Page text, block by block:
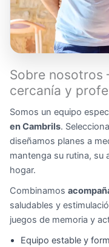
Sobre nosotros
cercanía y
Somos un equipo
en Cambrils.
diseñamos planes a
mantenga su rutina, su
hogar.
Combinamos
saludables y
juegos de memoria y
Equipo estable y